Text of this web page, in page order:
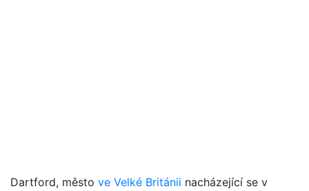
Dartford, město ve Velké Británii nacházející se v